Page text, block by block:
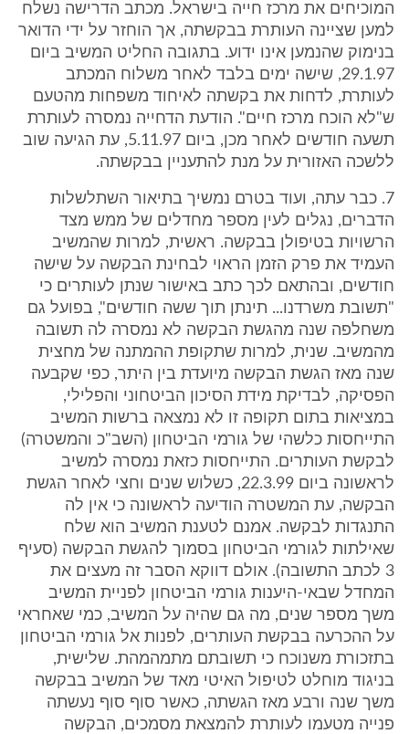
המוכיחים את מרכז חייה בישראל. מכתב הדרישה נשלח
למען שציינה העותרת בבקשתה, אך הוחזר על ידי הדואר
בנימוק שהנמען אינו ידוע. בתגובה החליט המשיב ביום
29.1.97, שישה ימים בלבד לאחר משלוח המכתב
לעותרת, לדחות את בקשתה לאיחוד משפחות מהטעם
ש"לא הוכח מרכז חיים". הודעת הדחייה נמסרה לעותרת
תשעה חודשים לאחר מכן, ביום 5.11.97, עת הגיעה שוב
ללשכה האזורית על מנת להתעניין בבקשתה.
7. כבר עתה, ועוד בטרם נמשיך בתיאור השתלשלות
הדברים, נגלים לעין מספר מחדלים של ממש מצד
הרשויות בטיפולן בבקשה. ראשית, למרות שהמשיב
העמיד את פרק הזמן הראוי לבחינת הבקשה על שישה
חודשים, ובהתאם לכך כתב באישור שנתן לעותרים כי
"תשובת משרדנו... תינתן תוך ששה חודשים", בפועל גם
משחלפה שנה מהגשת הבקשה לא נמסרה לה תשובה
מהמשיב. שנית, למרות שתקופת ההמתנה של מחצית
שנה מאז הגשת הבקשה מיועדת בין היתר, כפי שקבעה
הפסיקה, לבדיקת מידת הסיכון הביטחוני והפלילי,
במציאות בתום תקופה זו לא נמצאה ברשות המשיב
התייחסות כלשהי של גורמי הביטחון (השב"כ והמשטרה)
לבקשת העותרים. התייחסות כזאת נמסרה למשיב
לראשונה ביום 22.3.99, כשלוש שנים וחצי לאחר הגשת
הבקשה, עת המשטרה הודיעה לראשונה כי אין לה
התנגדות לבקשה. אמנם לטענת המשיב הוא שלח
שאילתות לגורמי הביטחון בסמוך להגשת הבקשה (סעיף
3 לכתב התשובה). אולם דווקא הסבר זה מעצים את
המחדל שבאי-היענות גורמי הביטחון לפניית המשיב
משך מספר שנים, מה גם שהיה על המשיב, כמי שאחראי
על ההכרעה בבקשת העותרים, לפנות אל גורמי הביטחון
בתזכורת משנוכח כי תשובתם מתמהמהת. שלישית,
בניגוד מוחלט לטיפול האיטי מאד של המשיב בבקשה
משך שנה ורבע מאז הגשתה, כאשר סוף סוף נעשתה
פנייה מטעמו לעותרת להמצאת מסמכים, הבקשה